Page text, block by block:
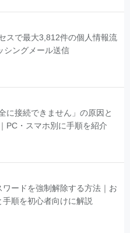
スで最大3,812件の個人情報流
ングメール送信
に接続できません」の原因と
PC・スマホ別に手順を紹介
ードを強制解除する方法｜お
順を初心者向けに解説